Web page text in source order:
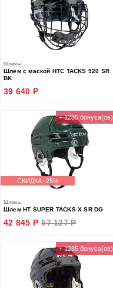
Шлемы
Шлем с маской HTC TACKS 920 SR
BK
39 640 Р
СКИДКА -25%
+ 1285 бонуса(ов)
Шлемы
Шлем HT SUPER TACKS X SR DG
42 845 Р 57 127 Р
+ 1285 бонуса(ов)